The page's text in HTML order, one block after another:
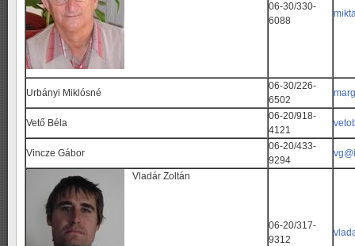
06-30/330-
6088
Urbányi Miklósné
06-30/226-
6502
Vető Béla
06-20/918-
4121
Vincze Gábor
06-20/433-
9294
Vladár Zoltán
06-20/317-
9312